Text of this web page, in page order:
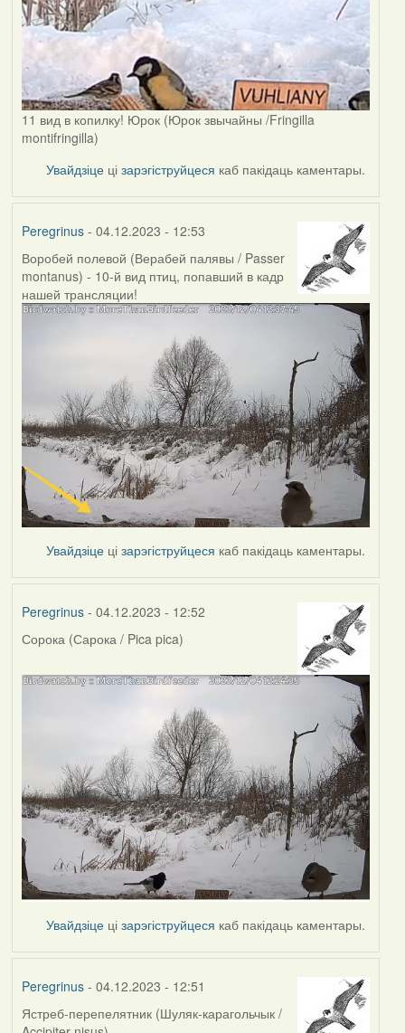
11 вид в копилку! Юрок (Юрок звычайны /Fringilla
montifringilla)
Увайдзіце цізарэгіструйцеся каб пакідаць каментары.
Peregrinus- 04.12.2023 - 12:53
Воробей полевой (Верабей палявы / Passer
montanus) - 10-й вид птиц, попавший в кадр
нашей трансляции!
Увайдзіце цізарэгіструйцеся каб пакідаць каментары.
Peregrinus- 04.12.2023 - 12:52
Сорока (Сарока / Pica pica)
Увайдзіце цізарэгіструйцеся каб пакідаць каментары.
Peregrinus- 04.12.2023 - 12:51
Ястреб-перепелятник (Шуляк-карагольчык /